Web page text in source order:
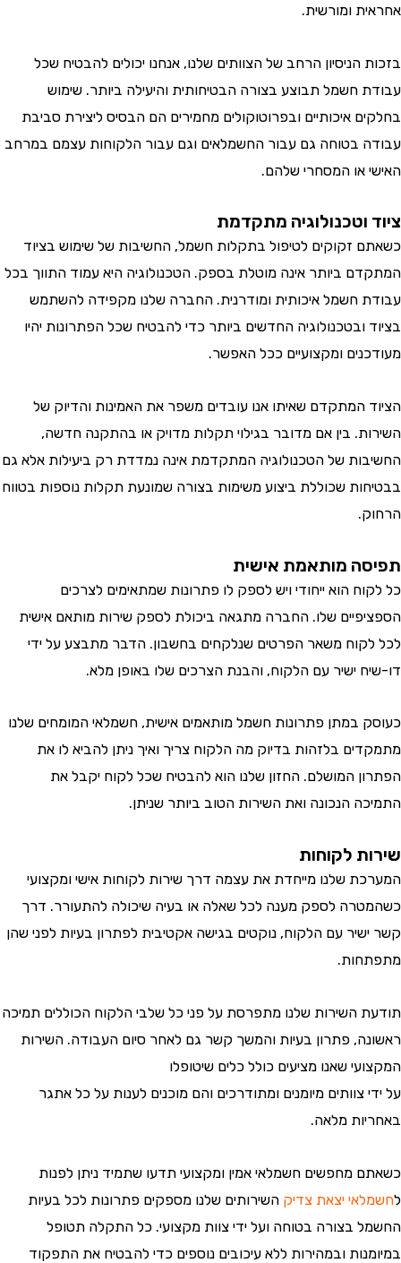
ומורשית.
הניסיון הרחב של הצוותים שלנו, אנחנו יכולים להבטיח שכל
חשמל תבוצע בצורה הבטיחותית והיעילה ביותר. שימוש
איכותיים ובפרוטוקולים מחמירים הם הבסיס ליצירת סביבת
בטוחה גם עבור החשמלאים וגם עבור הלקוחות עצמם במרחב
או המסחרי שלהם.
וטכנולוגיה מתקדמת
זקוקים לטיפול בתקלות חשמל, החשיבות של שימוש בציוד
ביותר אינה מוטלת בספק. הטכנולוגיה היא עמוד התווך בכל
חשמל איכותית ומודרנית. החברה שלנו מקפידה להשתמש
ובטכנולוגיה החדשים ביותר כדי להבטיח שכל הפתרונות יהיו
ומקצועיים ככל האפשר.
המתקדם שאיתו אנו עובדים משפר את האמינות והדיוק של
בין אם מדובר בגילוי תקלות מדויק או בהתקנה חדשה,
של הטכנולוגיה המתקדמת אינה נמדדת רק ביעילות אלא גם
שכוללת ביצוע משימות בצורה שמונעת תקלות נוספות בטווח
מותאמת אישית
הוא ייחודי ויש לספק לו פתרונות שמתאימים לצרכים
שלו. החברה מתגאה ביכולת לספק שירות מותאם אישית
משאר הפרטים שנלקחים בחשבון. הדבר מתבצע על ידי
ישיר עם הלקוח, והבנת הצרכים שלו באופן מלא.
במתן פתרונות חשמל מותאמים אישית, חשמלאי המומחים שלנו
בלזהות בדיוק מה הלקוח צריך ואיך ניתן להביא לו את
המושלם. החזון שלנו הוא להבטיח שכל לקוח יקבל את
הנכונה ואת השירות הטוב ביותר שניתן.
לקוחות
שלנו מייחדת את עצמה דרך שירות לקוחות אישי ומקצועי
לספק מענה לכל שאלה או בעיה שיכולה להתעורר. דרך
עם הלקוח, נוקטים בגישה אקטיבית לפתרון בעיות לפני שהן
השירות שלנו מתפרסת על פני כל שלבי הלקוח הכוללים תמיכה
פתרון בעיות והמשך קשר גם לאחר סיום העבודה. השירות
שאנו מציעים כולל כלים שיטופלו
צוותים מיומנים ומתודרכים והם מוכנים לענות על כל אתגר
מלאה.
מחפשים חשמלאי אמין ומקצועי תדעו שתמיד ניתן לפנות
יצאת צדיק השירותים שלנו מספקים פתרונות לכל בעיות
בצורה בטוחה ועל ידי צוות מקצועי. כל התקלה תטופל
ובמהירות ללא עיכובים נוספים כדי להבטיח את התפקוד